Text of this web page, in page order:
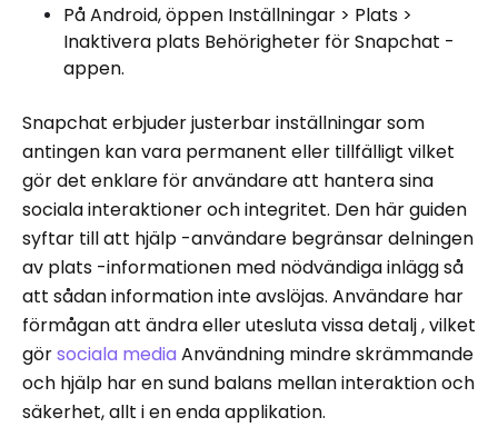
På Android, öppen Inställningar > Plats >
Inaktivera plats Behörigheter för Snapchat -
appen.
Snapchat erbjuder justerbar inställningar som
antingen kan vara permanent eller tillfälligt vilket
gör det enklare för användare att hantera sina
sociala interaktioner och integritet. Den här guiden
syftar till att hjälp -användare begränsar delningen
av plats -informationen med nödvändiga inlägg så
att sådan information inte avslöjas. Användare har
förmågan att ändra eller utesluta vissa detalj , vilket
görsociala media Användning mindre skrämmande
och hjälp har en sund balans mellan interaktion och
säkerhet, allt i en enda applikation.